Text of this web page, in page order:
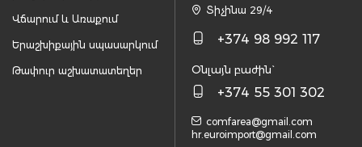
Վճարում և Առաքում
Երաշխիքային սպասարկում
Թափուր աշխատատեղեր
Տիչինա 29/4
+374 98 992 117
Օնլայն բաժին`
+374 55 301 302
comfarea@gmail.com
hr.euroimport@gmail.com